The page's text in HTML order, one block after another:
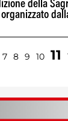
della
7 8 9 10 11